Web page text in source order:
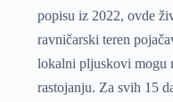
popisu iz 2022, ovde
ravničarski teren
lokalni pljuskovi mogu
rastojanju. Za svih 15